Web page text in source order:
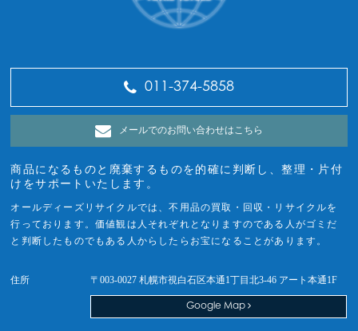
011-374-5858
メールでのお問い合わせはこちら
商品になるものと廃棄するものを的確に判断し、整理・片付
けをサポートいたします。
オールディーズリサイクルでは、不用品の買取・回収・リサイクルを
行っております。価値観は人それぞれとなりますのである人がゴミだ
と判断したものでもある人からしたらお宝になることがあります。
住所 〒003-0027 札幌市視白石区本通1丁目北3-46 アート本通1F
Google Map